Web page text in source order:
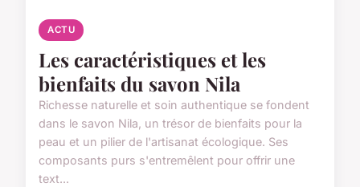
ACTU
Les caractéristiques et les
bienfaits du savon Nila
Richesse naturelle et soin authentique se fondent
dans le savon Nila, un trésor de bienfaits pour la
peau et un pilier de l'artisanat écologique. Ses
composants purs s'entremêlent pour offrir une
text...